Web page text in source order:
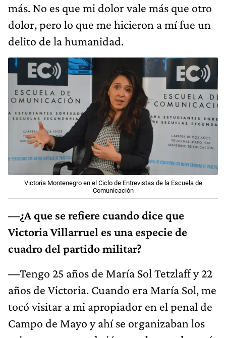
más. No es que mi dolor vale más que otro
dolor, pero lo que me hicieron a mí fue un
delito de la humanidad.
Victoria Montenegro en el Ciclo de Entrevistas de la Escuela de
Comunicación
—¿A que se refiere cuando dice que
Victoria Villarruel es una especie de
cuadro del partido militar?
—Tengo 25 años de María Sol Tetzlaff y 22
años de Victoria. Cuando era María Sol, me
tocó visitar a mi apropiador en el penal de
Campo de Mayo y ahí se organizaban los